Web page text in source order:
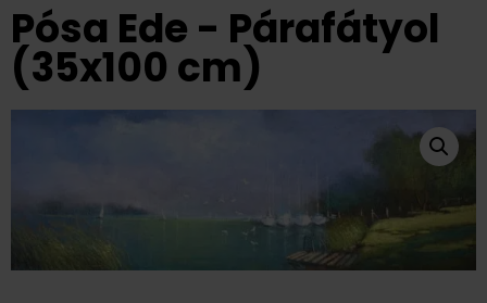
Pósa Ede - Párafátyol
(35x100 cm)